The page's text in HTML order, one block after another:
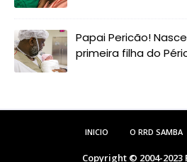
Papai Pericão!
primeira filha do
INICIO O RRD SAMBA
Copyright © 2004-2023